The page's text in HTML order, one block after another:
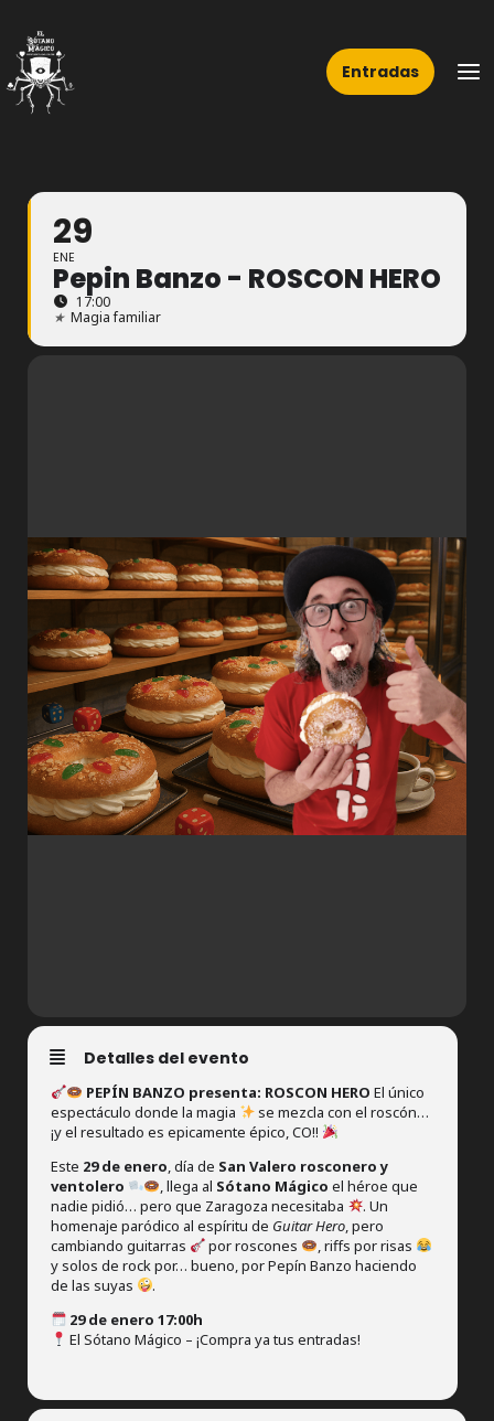
contenido
Entradas
29
ENE
Pepin Banzo - ROSCON HERO
17:00
★ Magia familiar
Detalles del evento
PEPÍN BANZO presenta: ROSCON HERO El único
espectáculo donde la magia
se mezcla con el roscón…
¡y el resultado es epicamente épico, CO!!
Este 29 de enero, día de San Valero rosconero y
ventolero
, llega al Sótano Mágico el héroe que
nadie pidió… pero que Zaragoza necesitaba
. Un
homenaje paródico al espíritu de Guitar Hero, pero
cambiando guitarras
por roscones
, riffs por risas
y solos de rock por… bueno, por Pepín Banzo haciendo
de las suyas
.
29 de enero 17:00h
El Sótano Mágico – ¡Compra ya tus entradas!